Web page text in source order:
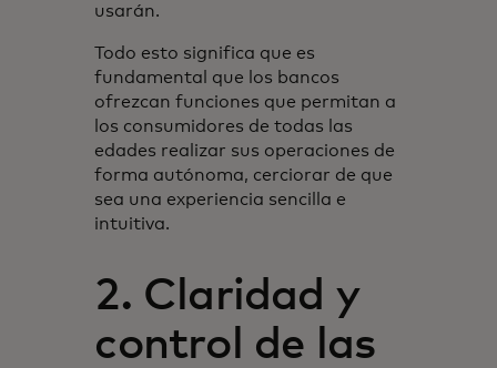
usarán.
Todo esto significa que es
fundamental que los bancos
ofrezcan funciones que permitan a
los consumidores de todas las
edades realizar sus operaciones de
forma autónoma, cerciorar de que
sea una experiencia sencilla e
intuitiva.
2. Claridad y
control de las